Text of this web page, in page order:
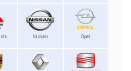
Nissan Opel